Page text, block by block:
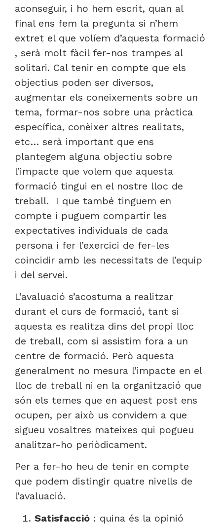
aconseguir, i ho hem escrit, quan al
final ens fem la pregunta si n’hem
extret el que volíem d’aquesta formació
, serà molt fàcil fer-nos trampes al
solitari. Cal tenir en compte que els
objectius poden ser diversos,
augmentar els coneixements sobre un
tema, formar-nos sobre una pràctica
específica, conèixer altres realitats,
etc… serà important que ens
plantegem alguna objectiu sobre
l’impacte que volem que aquesta
formació tingui en el nostre lloc de
treball. I que també tinguem en
compte i puguem compartir les
expectatives individuals de cada
persona i fer l’exercici de fer-les
coincidir amb les necessitats de l’equip
i del servei.
L’avaluació s’acostuma a realitzar
durant el curs de formació, tant si
aquesta es realitza dins del propi lloc
de treball, com si assistim fora a un
centre de formació. Però aquesta
generalment no mesura l’impacte en el
lloc de treball ni en la organització que
són els temes que en aquest post ens
ocupen, per això us convidem a que
sigueu vosaltres mateixes qui pogueu
analitzar-ho periòdicament.
Per a fer-ho heu de tenir en compte
que podem distingir quatre nivells de
l’avaluació.
Satisfacció : quina és la opinió